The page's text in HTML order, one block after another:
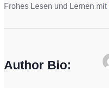
Frohes Lesen und Lernen mit
Author Bio: